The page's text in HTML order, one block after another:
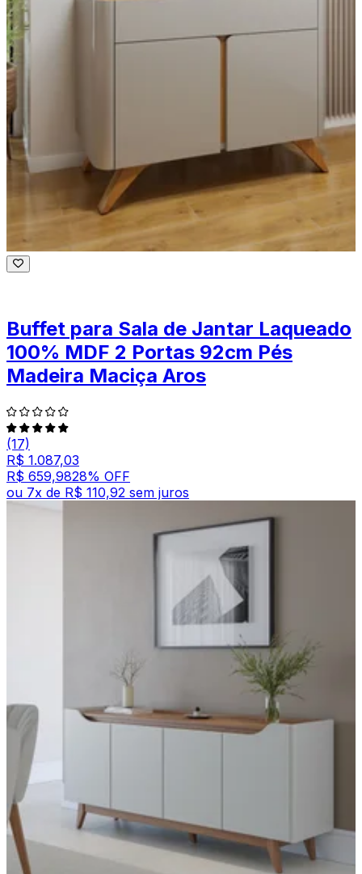
Buffet para Sala de Jantar Laqueado
100% MDF 2 Portas 92cm Pés
Madeira Maciça Aros
(17)
R$ 1.087,03
R$ 659,9828% OFF
ou 7x de R$ 110,92 sem juros